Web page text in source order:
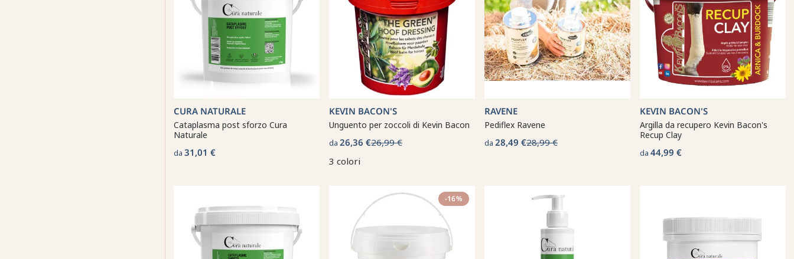
CURA NATURALE
Cataplasma post sforzo Cura
Naturale
da 31,01 €
KEVIN BACON'S
Unguento per zoccoli di Kevin Bacon
da 26,36 €26,99 €
3 colori
RAVENE
Pediflex Ravene
da 28,49 €28,99 €
KEVIN BACON'S
Argilla da recupero Kevin Bacon's
Recup Clay
da 44,99 €
-16%